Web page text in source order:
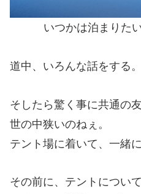
いつかは泊まりた
道中、いろんな話をする。
そしたら驚く事に共通の
世の中狭いのねぇ。
テント場に着いて、一緒
その前に、テントについ